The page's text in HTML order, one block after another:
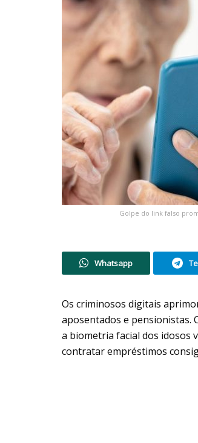
Golpe do link falso
Whatsapp
Os criminosos digitais
aposentados e pensionistas.
a biometria facial dos idosos
contratar empréstimos